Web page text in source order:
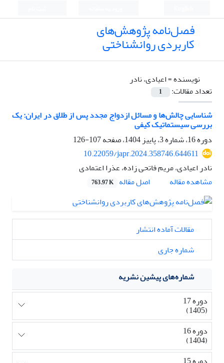
فصل‌نامه پژوهش‌های
کاربردی روانشناختی
نویسنده =اعیادی، نادر
تعداد مقالات:
1
شناسایی چالش‌ها و مسائل ازدواج مجدد پس از طلاق در ایران: یک
بررسی سیستماتیک کیفی
دوره 16، شماره 3، پاییز 1404، صفحه
107-126
10.22059/japr.2024.358746.644611
نادر اعیادی، مریم فاتحی زاده، عذرا اعتمادی
مشاهده مقاله
اصل مقاله 763.97 K
مقالات آماده انتشار
شماره جاری
شماره‌های پیشین نشریه
دوره 17
(1405)
دوره 16
(1404)